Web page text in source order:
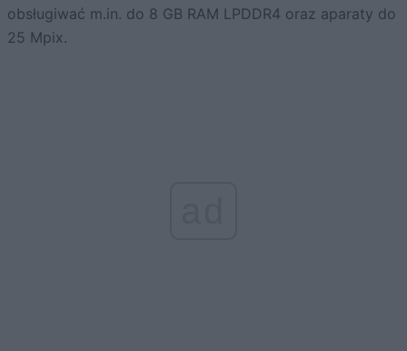
obsługiwać m.in. do 8 GB RAM LPDDR4 oraz aparaty do
25 Mpix.